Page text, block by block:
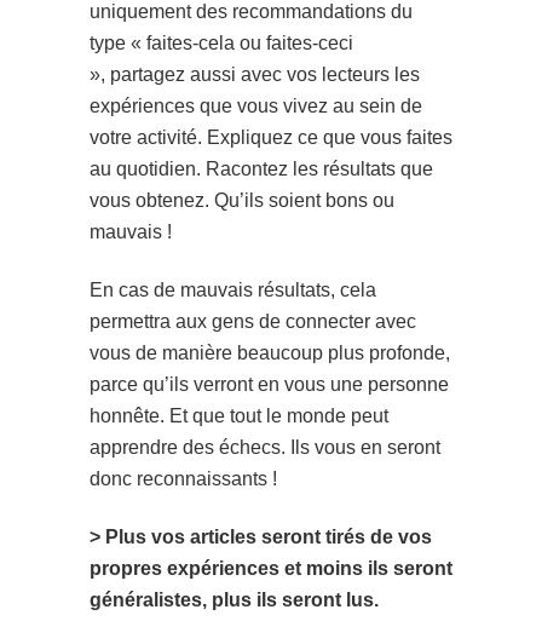
uniquement des recommandations du
type « faites-cela ou faites-ceci
», partagez aussi avec vos lecteurs les
expériences que vous vivez au sein de
votre activité. Expliquez ce que vous faites
au quotidien. Racontez les résultats que
vous obtenez. Qu’ils soient bons ou
mauvais !
En cas de mauvais résultats, cela
permettra aux gens de connecter avec
vous de manière beaucoup plus profonde,
parce qu’ils verront en vous une personne
honnête. Et que tout le monde peut
apprendre des échecs. Ils vous en seront
donc reconnaissants !
> Plus vos articles seront tirés de vos
propres expériences et moins ils seront
généralistes, plus ils seront lus.